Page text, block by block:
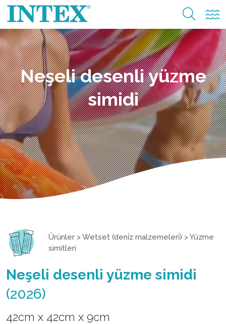
Neşeli desenli yüzme
simidi
Ürünler >Wetset (deni̇z malzemeleri̇) >Yüzme
simitleri
Neşeli desenli yüzme simidi
(2026)
42cm x 42cm x 9cm